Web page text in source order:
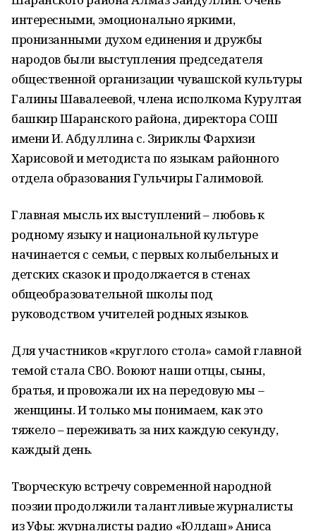
интересными, эмоционально яркими,
пронизанными духом единения и дружбы
народов были выступления председателя
общественной организации чувашской культуры
Галины Шавалеевой, члена исполкома Курултая
башкир Шаранского района, директора СОШ
имени И. Абдуллина с. Зириклы Фархизи
Харисовой и методиста по языкам районного
отдела образования Гульчиры Галимовой.
Главная мысль их выступлений – любовь к
родному языку и национальной культуре
начинается с семьи, с первых колыбельных и
детских сказок и продолжается в стенах
общеобразовательной школы под
руководством учителей родных языков.
Для участников «круглого стола» самой главной
темой стала СВО. Воюют наши отцы, сыны,
братья, и провожали их на передовую мы –
женщины. И только мы понимаем, как это
тяжело – переживать за них каждую секунду,
каждый день.
Творческую встречу современной народной
поэзии продолжили талантливые журналисты
из Уфы: журналисты радио «Юлдаш» Аниса